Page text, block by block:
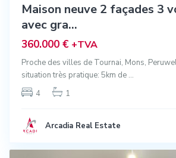
Maison neuve 2 façades 3
avec gra...
360.000 € +TVA
Proche des villes de Tournai, Mons,
situation très pratique: 5km de ...
4
1
Arcadia Real Estate